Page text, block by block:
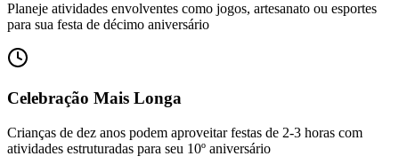
Planeje atividades envolventes como jogos, artesanato ou esportes
para sua festa de décimo aniversário
Celebração Mais Longa
Crianças de dez anos podem aproveitar festas de 2-3 horas com
atividades estruturadas para seu 10º aniversário